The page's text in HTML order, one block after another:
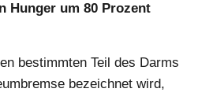
Hunger um 80 Prozent
bestimmten Teil des Darms
bezeichnet wird,